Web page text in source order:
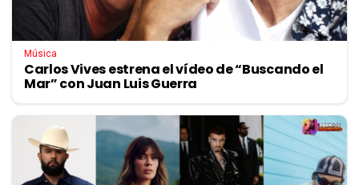
Música
Carlos Vives estrena el vídeo de “Buscando el
Mar” con Juan Luis Guerra